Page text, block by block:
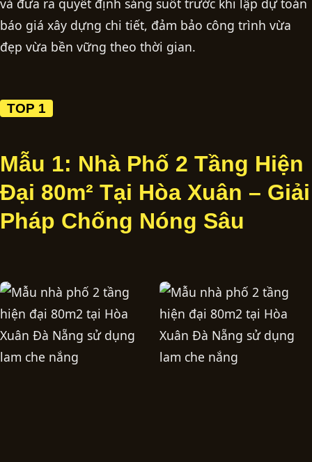
và đưa ra quyết định sáng suốt trước khi lập dự toán
báo giá xây dựng chi tiết, đảm bảo công trình vừa
đẹp vừa bền vững theo thời gian.
TOP 1
Mẫu 1: Nhà Phố 2 Tầng Hiện
Đại 80m² Tại Hòa Xuân – Giải
Pháp Chống Nóng Sâu